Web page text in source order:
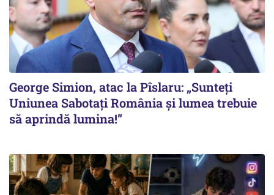
George Simion, atac la Pîslaru: „Sunteți
Uniunea Sabotați România și lumea trebuie
să aprindă lumina!”